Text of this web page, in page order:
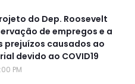
do Dep. Roosevelt
de empregos e a
prejuízos causados ao
devido ao COVID19
PM